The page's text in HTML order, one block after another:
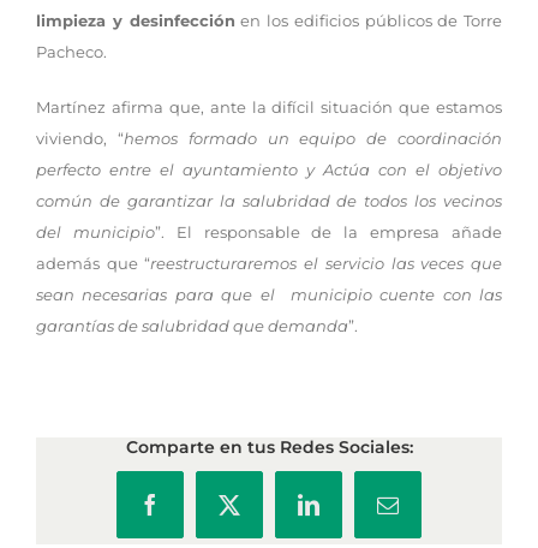
limpieza y desinfección en los edificios públicos de Torre
Pacheco.
Martínez afirma que, ante la difícil situación que estamos
viviendo, “hemos formado un equipo de coordinación
perfecto entre el ayuntamiento y Actúa con el objetivo
común de garantizar la salubridad de todos los vecinos
del municipio”. El responsable de la empresa añade
además que “reestructuraremos el servicio las veces que
sean necesarias para que el municipio cuente con las
garantías de salubridad que demanda”.
Comparte en tus Redes Sociales:
FacebookX LinkedInCorreo
electrónico